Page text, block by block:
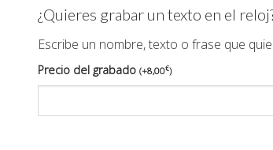
¿Quieres grabar un texto en el
Escribe un nombre, texto o frase que
Precio del grabado (+8,00€)